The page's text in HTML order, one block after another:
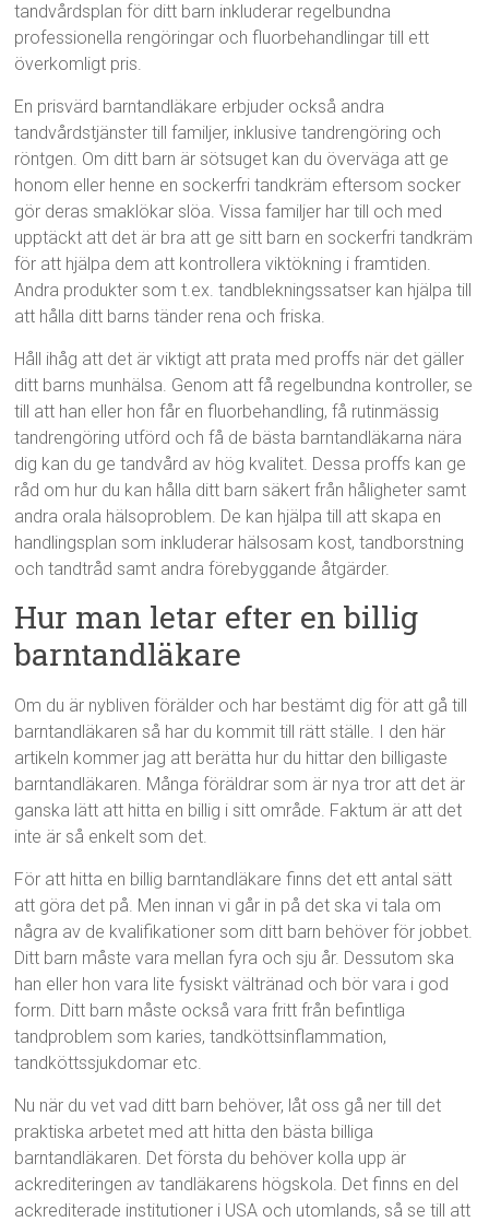
tandvårdsplan för ditt barn inkluderar regelbundna
professionella rengöringar och fluorbehandlingar till ett
överkomligt pris.
En prisvärd barntandläkare erbjuder också andra
tandvårdstjänster till familjer, inklusive tandrengöring och
röntgen. Om ditt barn är sötsuget kan du överväga att ge
honom eller henne en sockerfri tandkräm eftersom socker
gör deras smaklökar slöa. Vissa familjer har till och med
upptäckt att det är bra att ge sitt barn en sockerfri tandkräm
för att hjälpa dem att kontrollera viktökning i framtiden.
Andra produkter som t.ex. tandblekningssatser kan hjälpa till
att hålla ditt barns tänder rena och friska.
Håll ihåg att det är viktigt att prata med proffs när det gäller
ditt barns munhälsa. Genom att få regelbundna kontroller, se
till att han eller hon får en fluorbehandling, få rutinmässig
tandrengöring utförd och få de bästa barntandläkarna nära
dig kan du ge tandvård av hög kvalitet. Dessa proffs kan ge
råd om hur du kan hålla ditt barn säkert från håligheter samt
andra orala hälsoproblem. De kan hjälpa till att skapa en
handlingsplan som inkluderar hälsosam kost, tandborstning
och tandtråd samt andra förebyggande åtgärder.
Hur man letar efter en billig
barntandläkare
Om du är nybliven förälder och har bestämt dig för att gå till
barntandläkaren så har du kommit till rätt ställe. I den här
artikeln kommer jag att berätta hur du hittar den billigaste
barntandläkaren. Många föräldrar som är nya tror att det är
ganska lätt att hitta en billig i sitt område. Faktum är att det
inte är så enkelt som det.
För att hitta en billig barntandläkare finns det ett antal sätt
att göra det på. Men innan vi går in på det ska vi tala om
några av de kvalifikationer som ditt barn behöver för jobbet.
Ditt barn måste vara mellan fyra och sju år. Dessutom ska
han eller hon vara lite fysiskt vältränad och bör vara i god
form. Ditt barn måste också vara fritt från befintliga
tandproblem som karies, tandköttsinflammation,
tandköttssjukdomar etc.
Nu när du vet vad ditt barn behöver, låt oss gå ner till det
praktiska arbetet med att hitta den bästa billiga
barntandläkaren. Det första du behöver kolla upp är
ackrediteringen av tandläkarens högskola. Det finns en del
ackrediterade institutioner i USA och utomlands, så se till att